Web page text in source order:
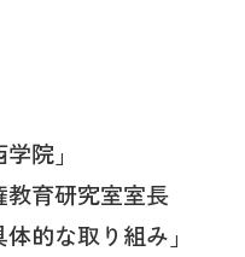
院」
育研究室室長
的な取り組み」